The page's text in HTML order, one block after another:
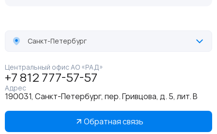
Санкт-Петербург
Центральный офис АО «РАД»
+7 812 777-57-57
Адрес
190031, Санкт-Петербург, пер. Гривцова, д. 5, лит. В
Обратная связь